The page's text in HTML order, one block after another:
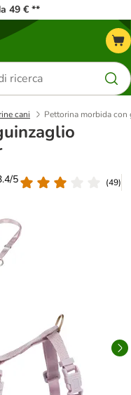
49 € **
cani Pettorina morbida
5
(49)